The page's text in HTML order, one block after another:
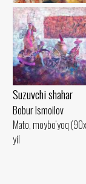
Kuy
Bobur Ismoilov
Mato, moybo‘yoq
yil
Suzuvchi shahar
Bobur Ismoilov
Mato, moybo‘yoq
yil